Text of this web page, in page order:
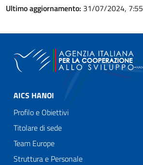
Ultimo aggiornamento: 31/07/2024, 7:55
AICS HANOI
Profilo e Obiettivi
Titolare di sede
Team Europe
Struttura e Personale